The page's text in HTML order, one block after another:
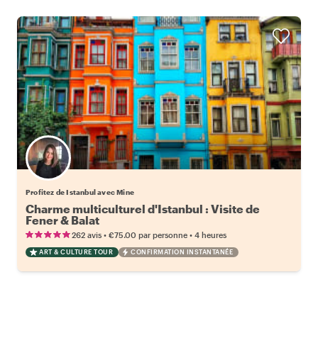
Profitez de Istanbul avec Mine
Charme multiculturel d'Istanbul : Visite de
Fener & Balat
262 avis • €75.00 par personne • 4 heures
ART & CULTURE TOUR CONFIRMATION INSTANTANÉE